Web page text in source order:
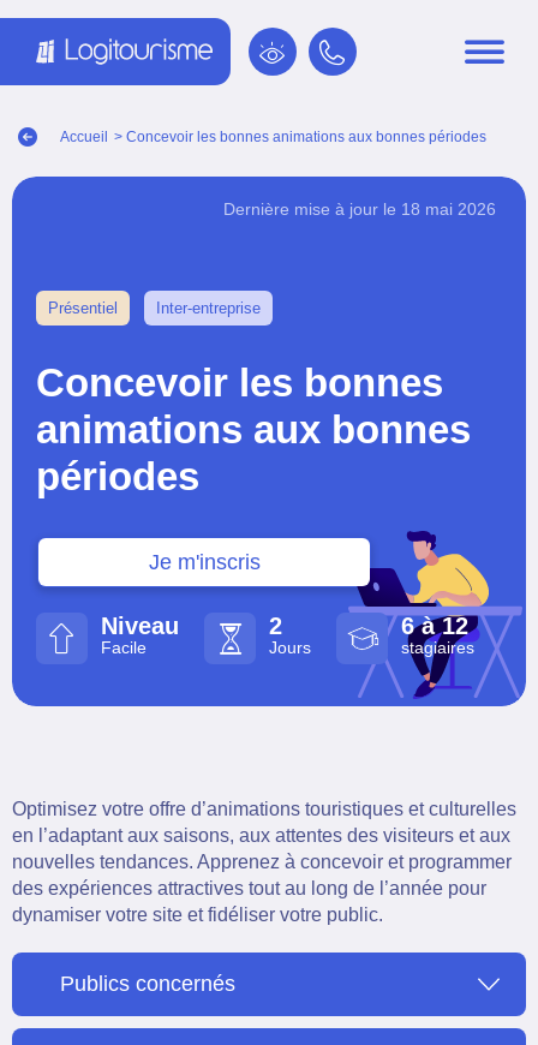
Accueil > Concevoir les bonnes animations aux bonnes périodes
Dernière mise à jour le 18 mai 2026
Présentiel Inter-entreprise
Concevoir les bonnes
animations aux bonnes
périodes
Je m'inscris
Niveau
Facile
2
Jours
6 à 12
stagiaires
Optimisez votre offre d’animations touristiques et culturelles
en l’adaptant aux saisons, aux attentes des visiteurs et aux
nouvelles tendances. Apprenez à concevoir et programmer
des expériences attractives tout au long de l’année pour
dynamiser votre site et fidéliser votre public.
Publics concernés